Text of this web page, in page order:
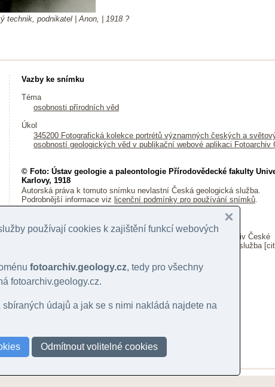
technik, podnikatel | Anon, | 1918 ?
Vazby ke snímku
Téma
osobnosti přírodních věd
Úkol
345200 Fotografická kolekce portrétů významných českých a
osobností geologických věd v publikační webové aplikaci Fotoarchiv
© Foto: Ústav geologie a paleontologie Přírodovědecké fakulty
Karlovy, 1918
Autorská práva k tomuto snímku nevlastní Česká geologická služba.
Podrobnější informace viz licenční podmínky pro používání snímků
Citace archivní fotky ID: 27372 dle datové směrnice ČGS
ANON, . (1918): Foto - Mládek, Erich (1857-1926). In: Fotoarchiv České
geologické služby [online databáze]. Praha, Česká geologická služba
Poslat připomínku ke snímku (hlášení chyb, nepřesností atd.)
používají cookies k zajištění funkcí webových
fotoarchiv.geology.cz, tedy pro všechny
fotoarchiv.geology.cz.
údajů a jak se s nimi nakládá najdete na
Odmítnout volitelné cookies